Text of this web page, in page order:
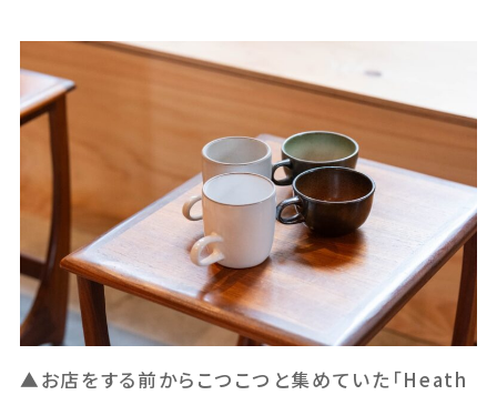
▲お店をする前からこつこつと集めていた「Heath